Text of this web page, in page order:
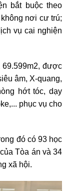
bắt buộc theo
nơi cư trú;
vụ cai nghiện
được
âm, X-quang,
hớt tóc, dạy
phục vụ cho
đó có 93 học
Tòa án và 34
xã hội.